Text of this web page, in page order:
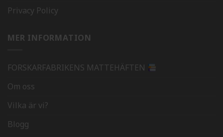
Privacy Policy
MER INFORMATION
FORSKARFABRIKENS MATTEHÄFTEN
Om oss
Vilka är vi?
Blogg